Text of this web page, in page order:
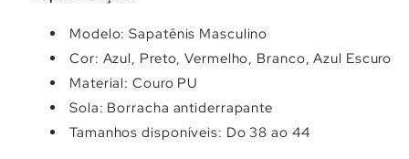
Modelo: Sapatênis Masculino
Cor: Azul, Preto, Vermelho, Branco, Azul Escuro
Material: Couro PU
Sola: Borracha antiderrapante
Tamanhos disponíveis: Do 38 ao 44